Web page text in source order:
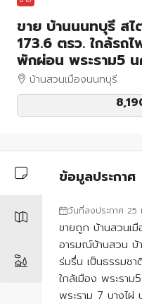
ขาย บ้านนนทบุรี สไ
173.6 ตรว. ใกล้รถ
พักผ่อน พระราม5
บ้านสวนเมืองนนทบุรี
ข้อมูลประกาศ
วันที่ลงประกาศ
ขายถูก บ้านสวนเ
อารมณ์บ้านสวน บ้
ร่มรื่น เป็นธรรมช
ใกล้เมือง พระรา
พระราม 7 บางไผ่